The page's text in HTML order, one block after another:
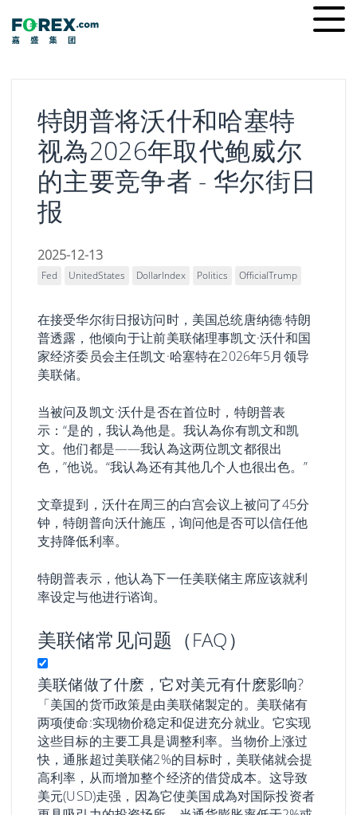
content
特朗普将沃什和哈塞特
视為2026年取代鲍威尔
的主要竞争者 - 华尔街日
报
2025-12-13
Fed UnitedStates DollarIndex Politics OfficialTrump
在接受华尔街日报访问时，美国总统唐纳德·特朗
普透露，他倾向于让前美联储理事凯文·沃什和国
家经济委员会主任凯文·哈塞特在2026年5月领导
美联储。
当被问及凯文·沃什是否在首位时，特朗普表
示：“是的，我认為他是。我认為你有凯文和凯
文。他们都是——我认為这两位凯文都很出
色，”他说。“我认為还有其他几个人也很出色。”
文章提到，沃什在周三的白宫会议上被问了45分
钟，特朗普向沃什施压，询问他是否可以信任他
支持降低利率。
特朗普表示，他认為下一任美联储主席应该就利
率设定与他进行谘询。
美联储常见问题（FAQ）
美联储做了什麽，它对美元有什麽影响?
「美国的货币政策是由美联储製定的。美联储有
两项使命:实现物价稳定和促进充分就业。它实现
这些目标的主要工具是调整利率。当物价上涨过
快，通胀超过美联储2%的目标时，美联储就会提
高利率，从而增加整个经济的借贷成本。这导致
美元(USD)走强，因為它使美国成為对国际投资者